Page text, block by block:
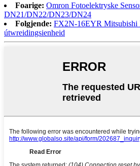
Foarige: Omron Fotoelektryske
DN21/DN22/DN23/DN24
Folgjende: FX2N-16EYR
útwreidingsienheid